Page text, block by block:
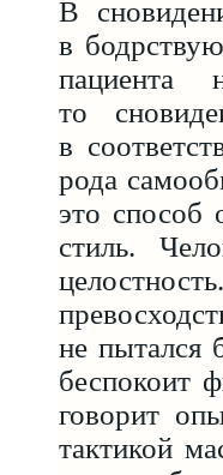
В
в
пациента
то
в
рода
это способ
стиль.
не пытался
беспокоит
говорит
тактикой